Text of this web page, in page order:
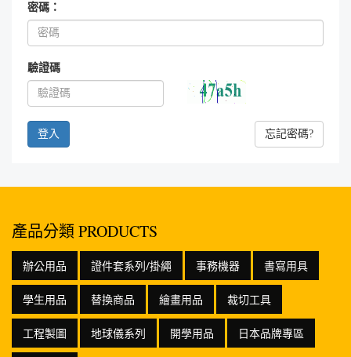
密碼：
驗證碼
忘記密碼?
產品分類 PRODUCTS
辦公用品 證件套系列/掛繩 事務機器 書寫用具
學生用品 替換商品 繪畫用品 裁切工具
工程製圖 地球儀系列 開學用品 日本品牌專區